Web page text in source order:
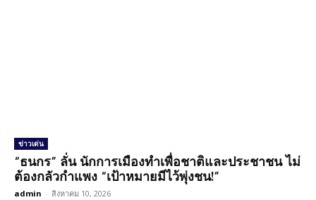
ข่าวเด่น
“ธนกร” ลั่น นักการเมืองทำเพื่อชาติและประชาชน ไม่
ต้องกลัวกำแพง “เป้าหมายมีไว้พุ่งชน!”
admin - สิงหาคม 10, 2026